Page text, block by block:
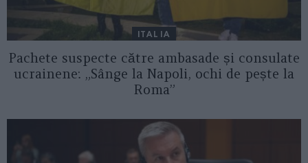
ITALIA
Pachete suspecte către ambasade și consulate
ucrainene: „Sânge la Napoli, ochi de pește la
Roma”